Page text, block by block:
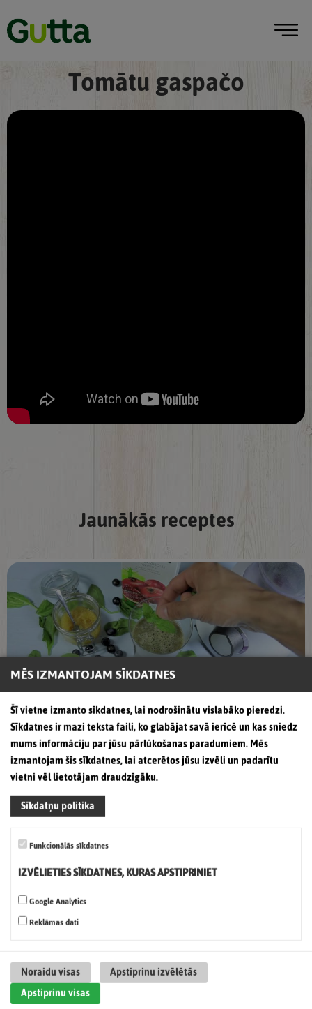
Tomātu gaspačo
Jaunākās receptes
Granātābolu dzēriena kokteilis imūnsistēmai
Sarkano vīnogu nektāra limonāde
MĒS IZMANTOJAM SĪKDATNES
Šī vietne izmanto sīkdatnes, lai nodrošinātu vislabāko pieredzi.
Sīkdatnes ir mazi teksta faili, ko glabājat savā ierīcē un kas sniedz
mums informāciju par jūsu pārlūkošanas paradumiem. Mēs
izmantojam šīs sīkdatnes, lai atcerētos jūsu izvēli un padarītu
vietni vēl lietotājam draudzīgāku.
Sīkdatņu politika
Funkcionālās sīkdatnes
IZVĒLIETIES SĪKDATNES, KURAS APSTIPRINIET
Google Analytics
Reklāmas dati
Noraidu visas
Apstiprinu izvēlētās
Apstiprinu visas